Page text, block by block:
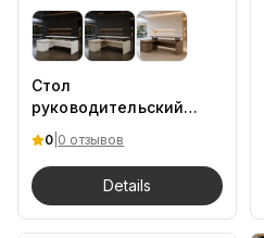
Стол
руководительский
Prime 190/150/75 H UK
0 0 отзывов
Details